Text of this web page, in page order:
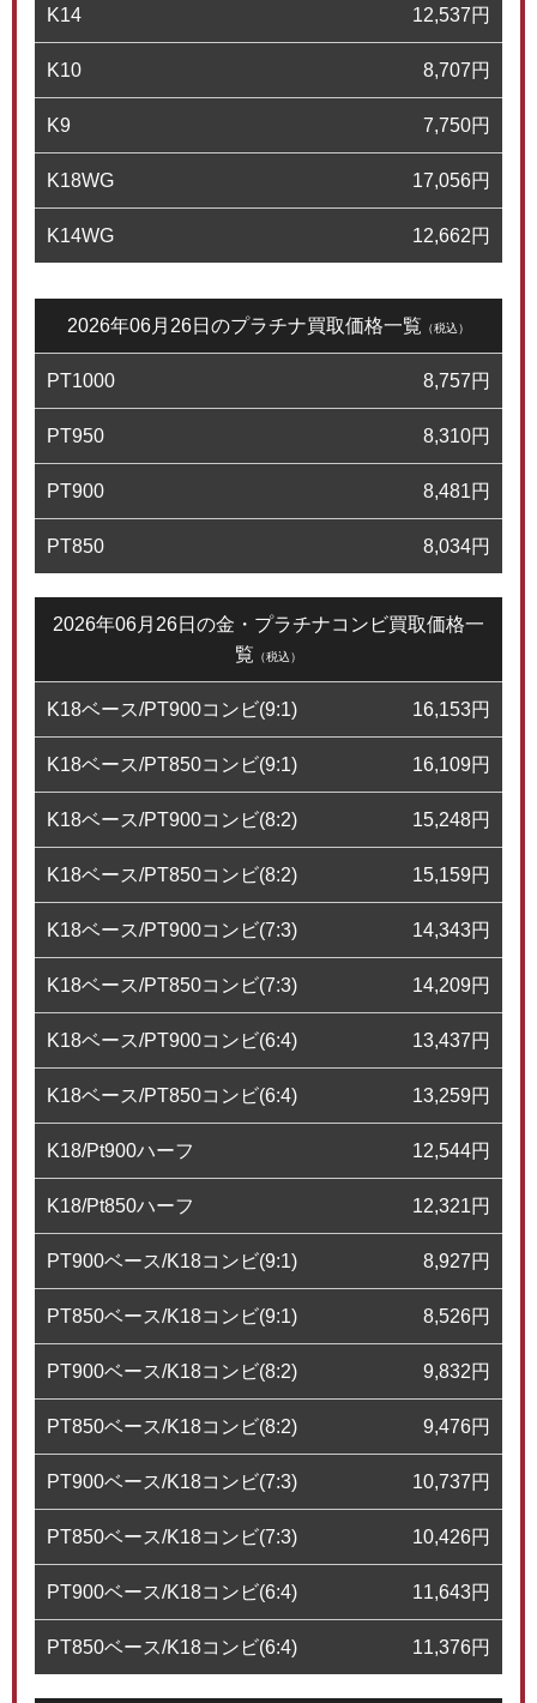
K14 12,537円
K10 8,707円
K9 7,750円
K18WG 17,056円
K14WG 12,662円
2026年06月26日のプラチナ買取価格一覧 （税込）
PT1000 8,757円
PT950 8,310円
PT900 8,481円
PT850 8,034円
2026年06月26日の金・プラチナコンビ買取価格一
覧 （税込）
K18ベース/PT900コンビ(9:1) 16,153円
K18ベース/PT850コンビ(9:1) 16,109円
K18ベース/PT900コンビ(8:2) 15,248円
K18ベース/PT850コンビ(8:2) 15,159円
K18ベース/PT900コンビ(7:3) 14,343円
K18ベース/PT850コンビ(7:3) 14,209円
K18ベース/PT900コンビ(6:4) 13,437円
K18ベース/PT850コンビ(6:4) 13,259円
K18/Pt900ハーフ 12,544円
K18/Pt850ハーフ 12,321円
PT900ベース/K18コンビ(9:1) 8,927円
PT850ベース/K18コンビ(9:1) 8,526円
PT900ベース/K18コンビ(8:2) 9,832円
PT850ベース/K18コンビ(8:2) 9,476円
PT900ベース/K18コンビ(7:3) 10,737円
PT850ベース/K18コンビ(7:3) 10,426円
PT900ベース/K18コンビ(6:4) 11,643円
PT850ベース/K18コンビ(6:4) 11,376円